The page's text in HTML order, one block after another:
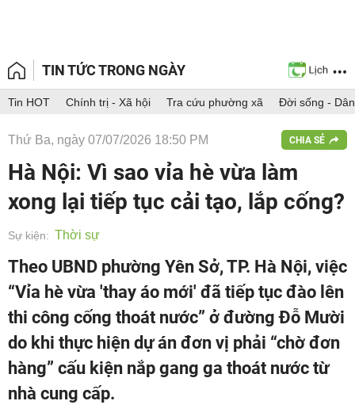
TIN TỨC TRONG NGÀY
Tin HOT Chính trị - Xã hội Tra cứu phường xã Đời sống -
Thứ Ba, ngày 07/07/2026 18:50 PM CHIA SẺ
Hà Nội: Vì sao vỉa hè vừa làm
xong lại tiếp tục cải tạo, lắp cống?
Sự kiện: Thời sự
Theo UBND phường Yên Sở, TP. Hà Nội, việc
“Vỉa hè vừa 'thay áo mới' đã tiếp tục đào lên
thi công cống thoát nước” ở đường Đỗ Mười
do khi thực hiện dự án đơn vị phải “chờ đơn
hàng” cấu kiện nắp gang ga thoát nước từ
nhà cung cấp.